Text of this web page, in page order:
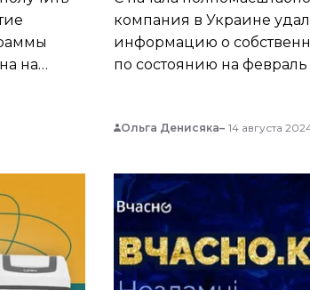
на
компания в Украине
информацию о
по состоянию на
Ольга Денисяка 14 августа